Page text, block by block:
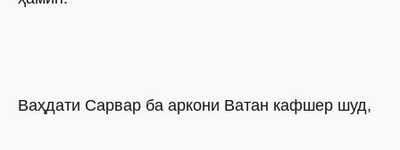
Ваҳдати Сарвар ба аркони Ватан кафшер шуд,